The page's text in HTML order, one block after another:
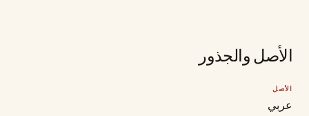
الأصل والجذور
الأصل
عربي